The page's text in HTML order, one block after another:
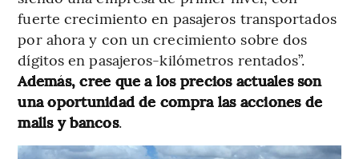
fuerte crecimiento en pasajeros transportados
por ahora y con un crecimiento sobre dos
dígitos en pasajeros-kilómetros rentados”.
Además, cree que a los precios actuales son
una oportunidad de compra las acciones de
malls y bancos.